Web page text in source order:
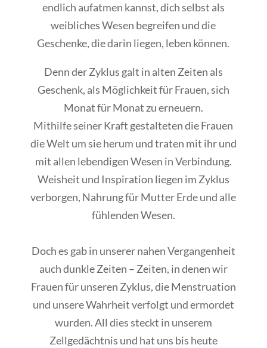
endlich aufatmen kannst, dich selbst als
weibliches Wesen begreifen und die
Geschenke, die darin liegen, leben können.
Denn der Zyklus galt in alten Zeiten als
Geschenk, als Möglichkeit für Frauen, sich
Monat für Monat zu erneuern.
Mithilfe seiner Kraft gestalteten die Frauen
die Welt um sie herum und traten mit ihr und
mit allen lebendigen Wesen in Verbindung.
Weisheit und Inspiration liegen im Zyklus
verborgen, Nahrung für Mutter Erde und alle
fühlenden Wesen.
Doch es gab in unserer nahen Vergangenheit
auch dunkle Zeiten – Zeiten, in denen wir
Frauen für unseren Zyklus, die Menstruation
und unsere Wahrheit verfolgt und ermordet
wurden. All dies steckt in unserem
Zellgedächtnis und hat uns bis heute